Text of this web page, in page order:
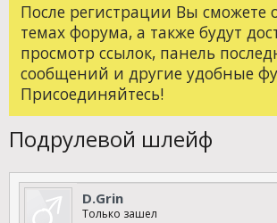
После регистрации Вы сможете
темах форума, а также будут
просмотр ссылок, панель
сообщений и другие удобные
Присоединяйтесь!
Подрулевой шлейф
D.Grin
Только зашел